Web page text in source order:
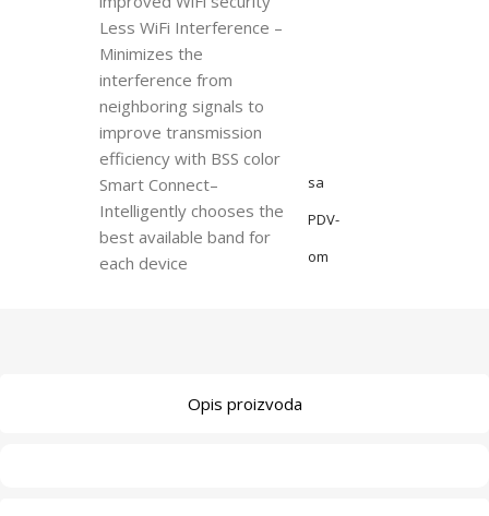
Less WiFi Interference –
Minimizes the
interference from
neighboring signals to
improve transmission
efficiency with BSS color
Smart Connect–
Intelligently chooses the
best available band for
each device
sa
PDV-
om
Opis proizvoda